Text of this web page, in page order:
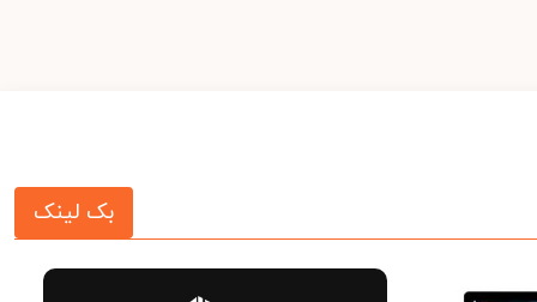
بک لینک